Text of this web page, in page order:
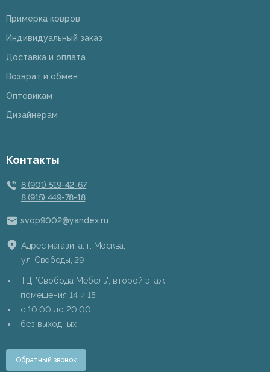
Примерка ковров
Индивидуальный заказ
Доставка и оплата
Возврат и обмен
Оптовикам
Дизайнерам
Контакты
8 (901) 519-42-67
8 (915) 449-78-18
svop9002@yandex.ru
Адрес магазина: г. Москва,
ул. Свободы, 29
ТЦ "Свобода Мебель", второй этаж,
помещения 14 и 15
c 10:00 до 20:00
без выходных
Обратный звонок